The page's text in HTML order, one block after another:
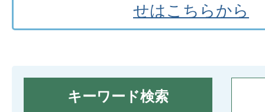
せはこちらから
キーワード検索